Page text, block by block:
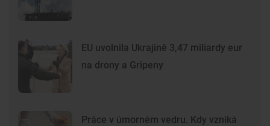
EU uvolnila Ukrajině 3,47 miliardy eur
na drony a Gripeny
Práce v úmorném vedru. Kdy vzniká